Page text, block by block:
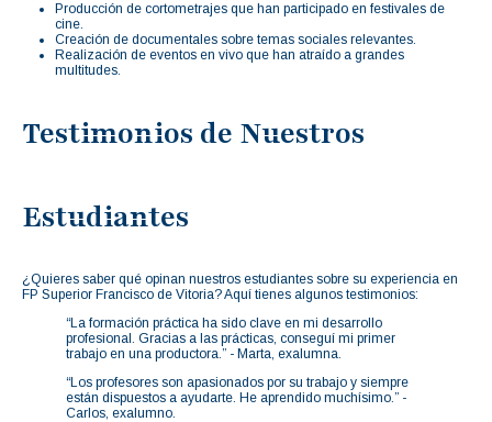
Producción de cortometrajes que han participado en festivales de
cine.
Creación de documentales sobre temas sociales relevantes.
Realización de eventos en vivo que han atraído a grandes
multitudes.
Testimonios de Nuestros
Estudiantes
¿Quieres saber qué opinan nuestros estudiantes sobre su experiencia en
FP Superior Francisco de Vitoria? Aquí tienes algunos testimonios:
“La formación práctica ha sido clave en mi desarrollo
profesional. Gracias a las prácticas, conseguí mi primer
trabajo en una productora.” - Marta, exalumna.
“Los profesores son apasionados por su trabajo y siempre
están dispuestos a ayudarte. He aprendido muchísimo.” -
Carlos, exalumno.